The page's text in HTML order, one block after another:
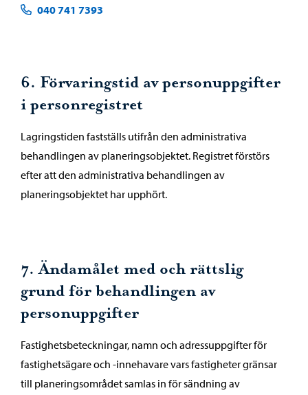
040 741 7393
6. Förvaringstid av personuppgifter
i personregistret
Lagringstiden fastställs utifrån den administrativa
behandlingen av planeringsobjektet. Registret förstörs
efter att den administrativa behandlingen av
planeringsobjektet har upphört.
7. Ändamålet med och rättslig
grund för behandlingen av
personuppgifter
Fastighetsbeteckningar, namn och adressuppgifter för
fastighetsägare och -innehavare vars fastigheter gränsar
till planeringsområdet samlas in för sändning av